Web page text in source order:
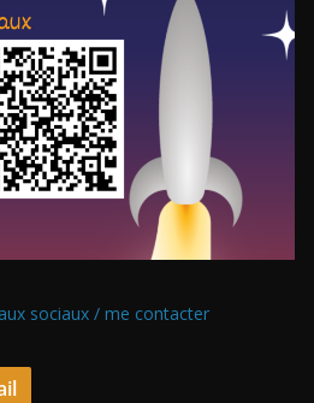
sociaux / me contacter